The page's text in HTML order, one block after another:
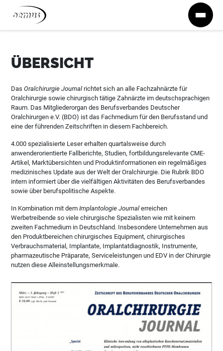
Zum Inhalt springen
ÜBERSICHT
DasOralchirurgie Journal richtet sich an alle Fachzahnärzte für
Oralchirurgie sowie chirurgisch tätige Zahnärzte im deutschsprachigen
Raum. Das Mitgliederorgan des Berufsverbandes Deutscher
Oralchirurgen e.V. (BDO) ist das Fachmedium für den Berufsstand und
eine der führenden Zeitschriften in diesem Fachbereich.
4.000 spezialisierte Leser erhalten quartalsweise durch
anwenderorientierte Fallberichte, Studien, fortbildungsrelevante CME-
Artikel, Marktübersichten und Produktinformationen ein regelmäßiges
medizinisches Update aus der Welt der Oralchirurgie. Die Rubrik BDO
intern informiert über die vielfältigen Aktivitäten des Berufsverbandes
sowie über berufspolitische Aspekte.
In Kombination mit demImplantologie Journal erreichen
Werbetreibende so viele chirurgische Spezialisten wie mit keinem
zweiten Fachmedium in Deutschland. Insbesondere Unternehmen aus
den Produktbereichen chirurgisches Equipment, chirurgisches
Verbrauchsmaterial, Implantate, Implantatdiagnostik, Instrumente,
pharmazeutische Präparate, Serviceleistungen und EDV in der Chirurgie
nutzen diese Alleinstellungsmerkmale.